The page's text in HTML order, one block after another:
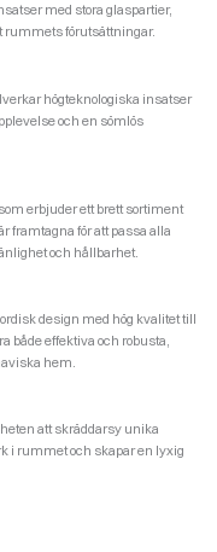
med stora glaspartier,
rummets förutsättningar.
högteknologiska insatser
och en sömlös
erbjuder ett brett sortiment
framtagna för att passa alla
och hållbarhet.
design med hög kvalitet till
både effektiva och robusta,
hem.
att skräddarsy unika
i rummet och skapar en lyxig